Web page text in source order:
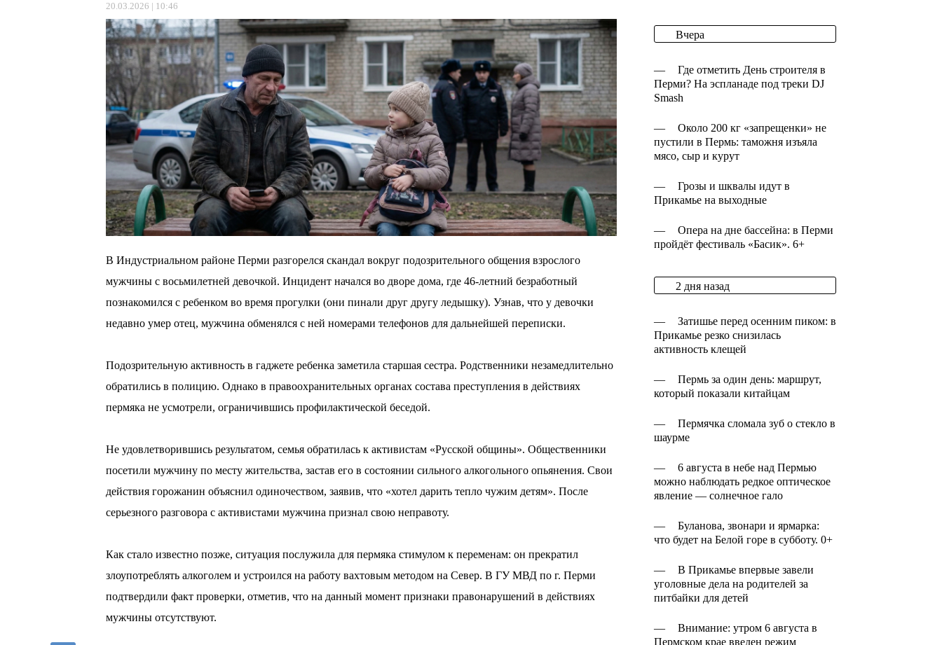
20.03.2026 | 10:46
В Индустриальном районе Перми разгорелся скандал вокруг подозрительного общения взрослого
мужчины с восьмилетней девочкой. Инцидент начался во дворе дома, где 46-летний безработный
познакомился с ребенком во время прогулки (они пинали друг другу ледышку). Узнав, что у девочки
недавно умер отец, мужчина обменялся с ней номерами телефонов для дальнейшей переписки.
Подозрительную активность в гаджете ребенка заметила старшая сестра. Родственники незамедлительно
обратились в полицию. Однако в правоохранительных органах состава преступления в действиях
пермяка не усмотрели, ограничившись профилактической беседой.
Не удовлетворившись результатом, семья обратилась к активистам «Русской общины». Общественники
посетили мужчину по месту жительства, застав его в состоянии сильного алкогольного опьянения. Свои
действия горожанин объяснил одиночеством, заявив, что «хотел дарить тепло чужим детям». После
серьезного разговора с активистами мужчина признал свою неправоту.
Как стало известно позже, ситуация послужила для пермяка стимулом к переменам: он прекратил
злоупотреблять алкоголем и устроился на работу вахтовым методом на Север. В ГУ МВД по г. Перми
подтвердили факт проверки, отметив, что на данный момент признаки правонарушений в действиях
мужчины отсутствуют.
Вчера
—
Где отметить День строителя в
Перми? На эспланаде под треки DJ
Smash
—
Около 200 кг «запрещенки» не
пустили в Пермь: таможня изъяла
мясо, сыр и курут
—
Грозы и шквалы идут в
Прикамье на выходные
—
Опера на дне бассейна: в Перми
пройдёт фестиваль «Басик». 6+
2 дня назад
—
Затишье перед осенним пиком: в
Прикамье резко снизилась
активность клещей
—
Пермь за один день: маршрут,
который показали китайцам
—
Пермячка сломала зуб о стекло в
шаурме
—
6 августа в небе над Пермью
можно наблюдать редкое оптическое
явление — солнечное гало
—
Буланова, звонари и ярмарка:
что будет на Белой горе в субботу. 0+
—
В Прикамье впервые завели
уголовные дела на родителей за
питбайки для детей
—
Внимание: утром 6 августа в
Пермском крае введен режим